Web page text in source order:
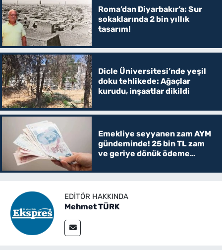
Roma’dan Diyarbakır’a: Sur
sokaklarında 2 bin yıllık
tasarım!
Dicle Üniversitesi’nde yeşil
doku tehlikede: Ağaçlar
kurudu, inşaatlar dikildi
Emekliye seyyanen zam AYM
gündeminde! 25 bin TL zam
ve geriye dönük ödeme
EDITÖR HAKKINDA
Mehmet TÜRK